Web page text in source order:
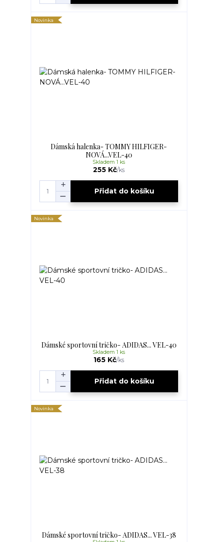
Novinka
Dámská halenka- TOMMY HILFIGER-
NOVÁ...VEL-40
255 Kč/ks
Skladem 1 ks
Přidat do košíku
Novinka
Dámské sportovní tričko- ADIDAS... VEL-40
165 Kč/ks
Skladem 1 ks
Přidat do košíku
Novinka
Dámské sportovní tričko- ADIDAS... VEL-38